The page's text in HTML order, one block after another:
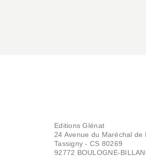
Editions Glénat
24 Avenue du Maréchal de
Tassigny - CS 80269
92772 BOULOGNE-